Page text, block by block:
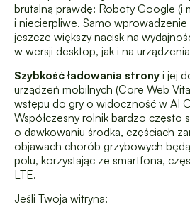
brutalną prawdę: Roboty Google (i
i niecierpliwe. Samo wprowadzenie
jeszcze większy nacisk na
w wersji desktop, jak i na
Szybkość ładowania strony i jej
urządzeń mobilnych (Core Web
wstępu do gry o widoczność w AI
Współczesny rolnik bardzo często
o dawkowaniu środka, częściach
objawach chorób grzybowych
polu, korzystając ze smartfona,
LTE.
Jeśli Twoja witryna: